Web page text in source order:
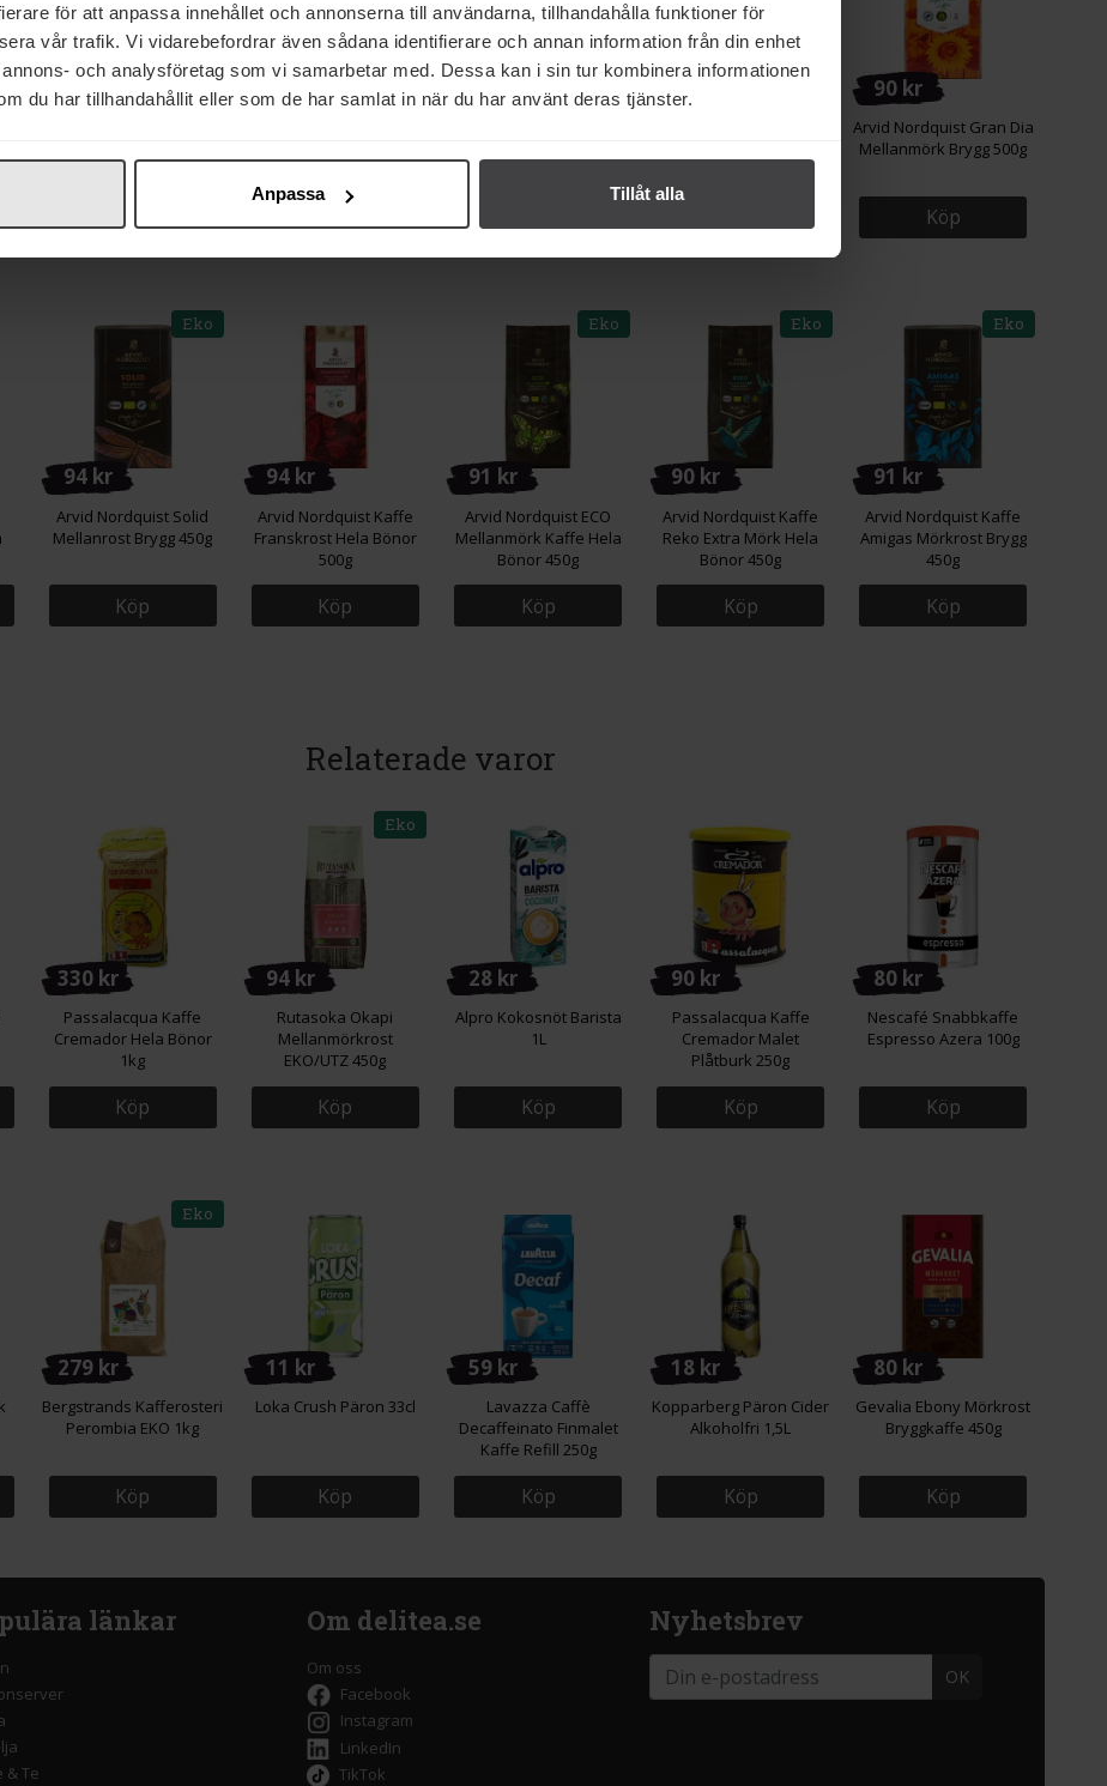
för att anpassa innehållet och annonserna till användarna, tillhandahålla funktioner för
vår trafik. Vi vidarebefordrar även sådana identifierare och annan information från din enhet
och analysföretag som vi samarbetar med. Dessa kan i sin tur kombinera informationen
du har tillhandahållit eller som de har samlat in när du har använt deras tjänster.
Anpassa Tillåt alla
94 kr
450g
94 kr 91 kr 103 kr 90 kr
Arvid Nordquist Gran Dia
Mellanmörk Brygg 500g
Köp
94 kr
Eko
Arvid Nordquist Solid
Mellanrost Brygg 450g
Köp
94 kr
Arvid Nordquist Kaffe
Franskrost Hela Bönor
500g
Köp
91 kr
Eko
Arvid Nordquist ECO
Mellanmörk Kaffe Hela
Bönor 450g
Köp
90 kr
Eko
Arvid Nordquist Kaffe
Reko Extra Mörk Hela
Bönor 450g
Köp
91 kr
Eko
Arvid Nordquist Kaffe
Amigas Mörkrost Brygg
450g
Köp
Relaterade varor
330 kr
Passalacqua Kaffe
Cremador Hela Bönor
1kg
Köp
94 kr
Eko
Rutasoka Okapi
Mellanmörkrost
EKO/UTZ 450g
Köp
28 kr
Alpro Kokosnöt Barista
1L
Köp
90 kr
Passalacqua Kaffe
Cremador Malet
Plåtburk 250g
Köp
80 kr
Nescafé Snabbkaffe
Espresso Azera 100g
Köp
279 kr
Eko
Bergstrands Kafferosteri
Perombia EKO 1kg
Köp
11 kr
Loka Crush Päron 33cl
Köp
59 kr
Lavazza Caffè
Decaffeinato Finmalet
Kaffe Refill 250g
Köp
18 kr
Kopparberg Päron Cider
Alkoholfri 1,5L
Köp
80 kr
Gevalia Ebony Mörkrost
Bryggkaffe 450g
Köp
länkar
& Te
Om delitea.se
Om oss
Facebook
Instagram
LinkedIn
TikTok
Nyhetsbrev
OK